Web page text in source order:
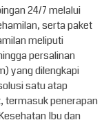
24/7 melalui
serta paket
meliputi
persalinan
yang dilengkapi
satu atap
termasuk penerapan
Ibu dan